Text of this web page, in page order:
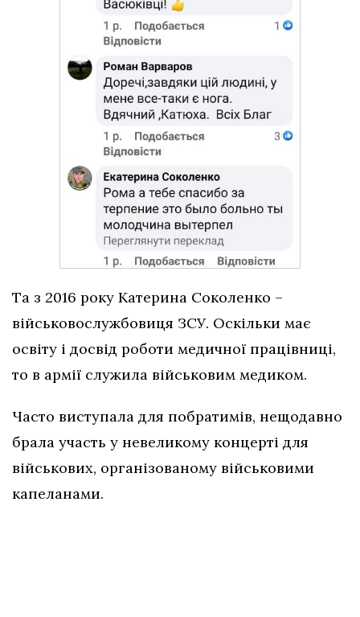
Та з 2016 року Катерина Соколенко –
військовослужбовиця ЗСУ. Оскільки має
освіту і досвід роботи медичної працівниці,
то в армії служила військовим медиком.
Часто виступала для побратимів, нещодавно
брала участь у невеликому концерті для
військових, організованому військовими
капеланами.